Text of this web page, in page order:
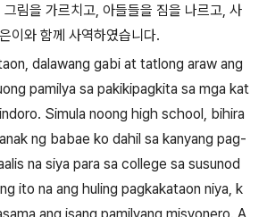
림을 가르치고 아들들을 짐을 나르고 사
이와 함께 사역하였습니다.
dalawang gabi at tatlong araw ang
pamilya sa pakikipagkita sa mga kat
Simula noong high school, bihira
ng babae ko dahil sa kanyang pag-
na siya para sa college sa susunod
ito na ang huling pagkakataon niya, k
ang isang pamilyang misyonero. A